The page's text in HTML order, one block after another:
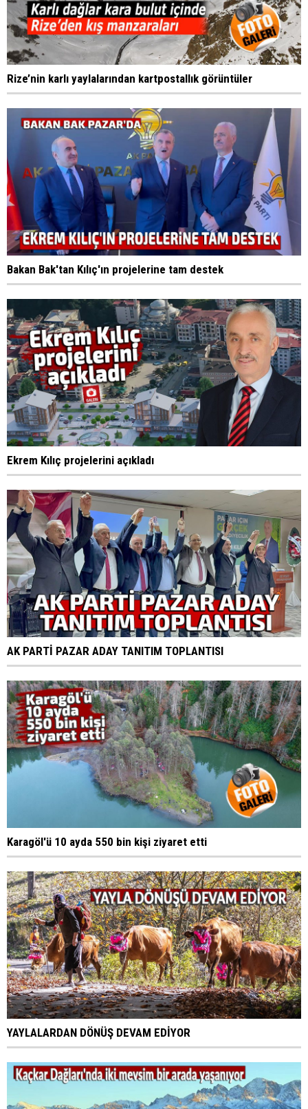
Rize’nin karlı yaylalarından kartpostallık görüntüler
Bakan Bak'tan Kılıç'ın projelerine tam destek
Ekrem Kılıç projelerini açıkladı
AK PARTİ PAZAR ADAY TANITIM TOPLANTISI
Karagöl'ü 10 ayda 550 bin kişi ziyaret etti
YAYLALARDAN DÖNÜŞ DEVAM EDİYOR